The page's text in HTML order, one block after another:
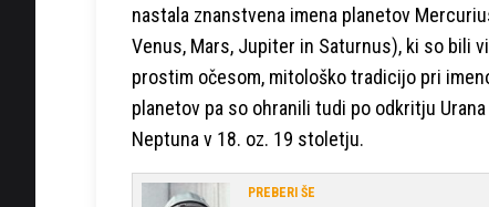
nastala znanstvena imena planetov
Venus, Mars, Jupiter in Saturnus), ki so bili
prostim očesom, mitološko tradicijo pri
planetov pa so ohranili tudi po odkritju Urana
Neptuna v 18. oz. 19 stoletju.
PREBERI ŠE